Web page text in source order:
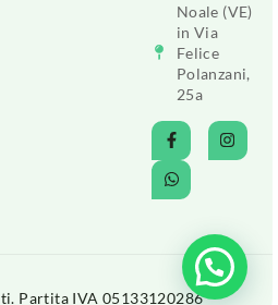
Noale (VE)
in Via
Felice
Polanzani,
25a
Partita IVA 05133120286